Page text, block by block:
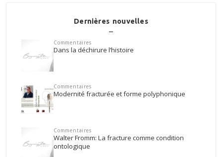
Dernières nouvelles
Commentaires
Dans la déchirure l’histoire
Commentaires
Modernité fracturée et forme polyphonique
Commentaires
Walter Fromm: La fracture comme condition
ontologique